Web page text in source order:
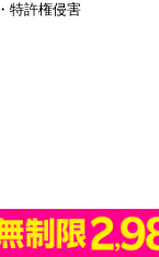
・特許権侵害